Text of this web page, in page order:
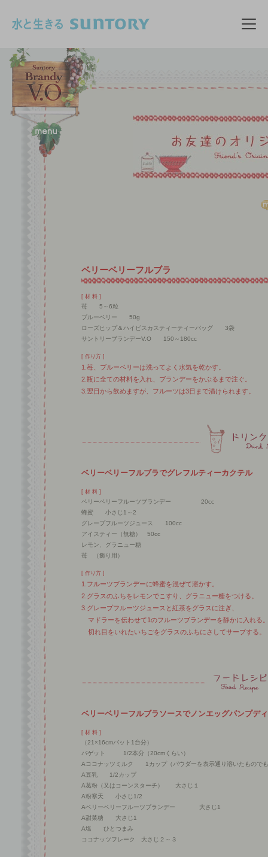
メ
ベリーベリーフルブラ
[ 材 料 ]
苺 5～6粒
ブルーベリー 50g
ローズヒップ＆ハイビスカスティーティーバッグ 3袋
サントリーブランデーV.O 150～180cc
[ 作り方 ]
1.苺、ブルーベリーは洗ってよく水気を乾かす。
2.瓶に全ての材料を入れ、ブランデーをかぶるまで注ぐ。
3.翌日から飲めますが、フルーツは3日まで漬けられます。
ベリーベリーフルブラでグレフルティーカクテル
[ 材 料 ]
ベリーベリーフルーツブランデー 20cc
蜂蜜 小さじ1～2
グレープフルーツジュース 100cc
アイスティー（無糖） 50cc
レモン、グラニュー糖
苺 （飾り用）
[ 作り方 ]
1.フルーツブランデーに蜂蜜を混ぜて溶かす。
2.グラスのふちをレモンでこすり、グラニュー糖をつける。
3.グレープフルーツジュースと紅茶をグラスに注ぎ、
マドラーを伝わせて1のフルーツブランデーを静かに入れる
切れ目をいれたいちごをグラスのふちにさしてサーブする。
ベリーベリーフルブラソースでノンエッグパンプデ
[ 材 料 ]
（21×16cmバット1台分）
バゲット 1/2本分（20cmくらい）
Aココナッツミルク 1カップ（パウダーを表示通り溶いたもので
A豆乳 1/2カップ
A葛粉（又はコーンスターチ） 大さじ１
A粉寒天 小さじ1/2
Aベリーベリーフルーツブランデー 大さじ1
A甜菜糖 大さじ1
A塩 ひとつまみ
ココナッツフレーク 大さじ２～３